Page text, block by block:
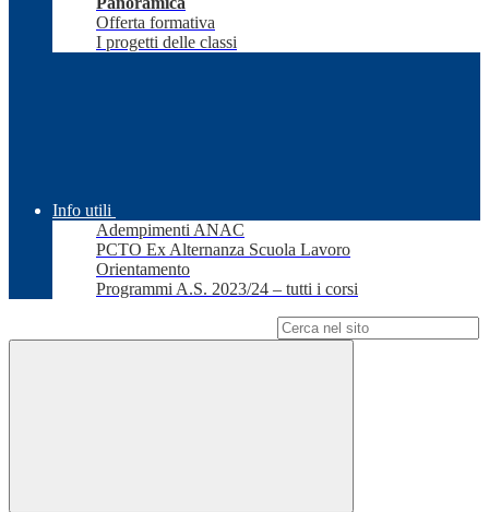
Offerta formativa
I progetti delle classi
Info utili
Adempimenti ANAC
PCTO Ex Alternanza Scuola Lavoro
Orientamento
Programmi A.S. 2023/24 – tutti i corsi